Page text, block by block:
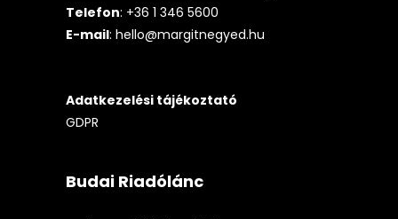
Telefon: +36 1 346 5600
E-mail: hello@margitnegyed.hu
Adatkezelési tájékoztató
GDPR
Budai Riadólánc